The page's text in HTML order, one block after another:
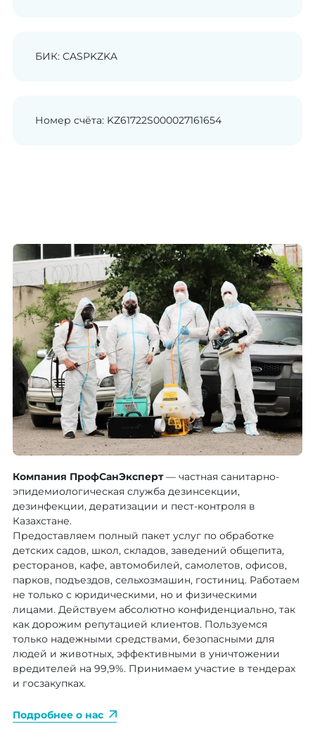
БИК: CASPKZKA
Номер счёта: KZ61722S000027161654
Компания ПрофСанЭксперт— частная санитарно-
эпидемиологическая служба дезинсекции,
дезинфекции, дератизации и пест-контроля в
Казахстане.
Предоставляем полный пакет услуг по обработке
детских садов, школ, складов, заведений общепита,
ресторанов, кафе, автомобилей, самолетов, офисов,
парков, подъездов, сельхозмашин, гостиниц. Работаем
не только с юридическими, но и физическими
лицами. Действуем абсолютно конфиденциально, так
как дорожим репутацией клиентов. Пользуемся
только надежными средствами, безопасными для
людей и животных, эффективными в уничтожении
вредителей на 99,9%. Принимаем участие в тендерах
и госзакупках.
Подробнее о нас